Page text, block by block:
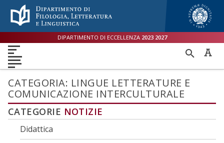
Menù accessibilità
to main menu
to content
DIPARTIMENTO DI ECCELLENZA 2023 2027
CATEGORIA: LINGUE LETTERATURE E
COMUNICAZIONE INTERCULTURALE
CATEGORIE NOTIZIE
Didattica